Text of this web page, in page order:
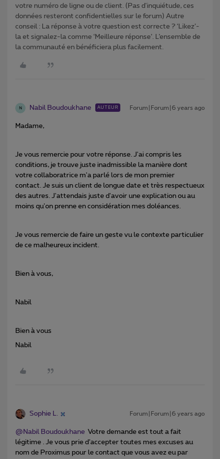
votre numéro de ligne ou de client. (Pas d'inquiétude, ces
données resteront confidentielles sur le forum) Autre
conseil : La réponse à votre question est correcte ? ‘Likez’-
la et signalez-la comme ‘Meilleure réponse’. L’ensemble de
la communauté en bénéficiera plus facilement.
N Nabil Boudoukhane AUTEUR Forum|Forum|6 years ago
Madame,
Je vous remercie pour votre réponse. J'ai compris les
conditions, je trouve juste inadmissible la manière dont
votre collaboratrice m'a parlé lors de mon premier
contact. Je suis un client de longue date et très respectueux
des autres. J'attendais juste d'avoir une explication ou au
moins qu'on prenne en considération mes doléances.
Je vous remercie de faire un geste vu le contexte particulier
de ce malheureux incident.
Bien à vous,
Nabil
Bien à vous
Nabil
Sophie L. Forum|Forum|6 years ago
@Nabil Boudoukhane Votre demande est tout a fait
légitime . Je vous prie d’accepter toutes mes excuses au
nom de Proximus pour le contact que vous avez eu par